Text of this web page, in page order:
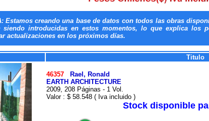
Estamos creando una base de datos con todos las obras
siendo introducidas en estos momentos, lo que explica los
actualizaciones en los próximos días.
Titulo
46357
Rael, Ronald
EARTH ARCHITECTURE
2009, 208 Páginas - 1 Vol.
Valor : $ 58.548 ( Iva incluido )
Stock disponible